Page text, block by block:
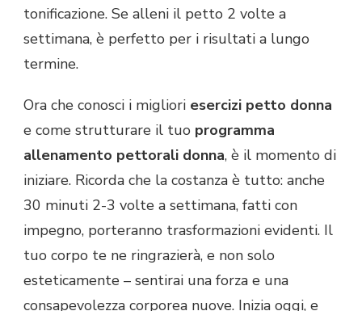
tonificazione. Se alleni il petto 2 volte a
settimana, è perfetto per i risultati a lungo
termine.
Ora che conosci i migliori esercizi petto donna
e come strutturare il tuo programma
allenamento pettorali donna, è il momento di
iniziare. Ricorda che la costanza è tutto: anche
30 minuti 2-3 volte a settimana, fatti con
impegno, porteranno trasformazioni evidenti. Il
tuo corpo te ne ringrazierà, e non solo
esteticamente – sentirai una forza e una
consapevolezza corporea nuove. Inizia oggi, e